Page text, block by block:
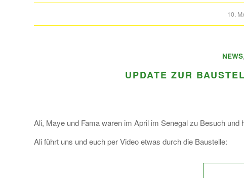
10. /
NEWS,
UPDATE ZUR
Ali, Maye und Fama waren im April im Senegal zu Besuch
Ali führt uns und euch per Video etwas durch die Baustelle: